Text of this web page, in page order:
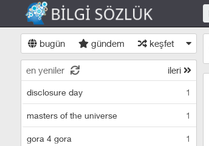
bugün gündem keşfet
en yeniler ileri
disclosure day 1
masters of the universe 1
gora 4 gora 1